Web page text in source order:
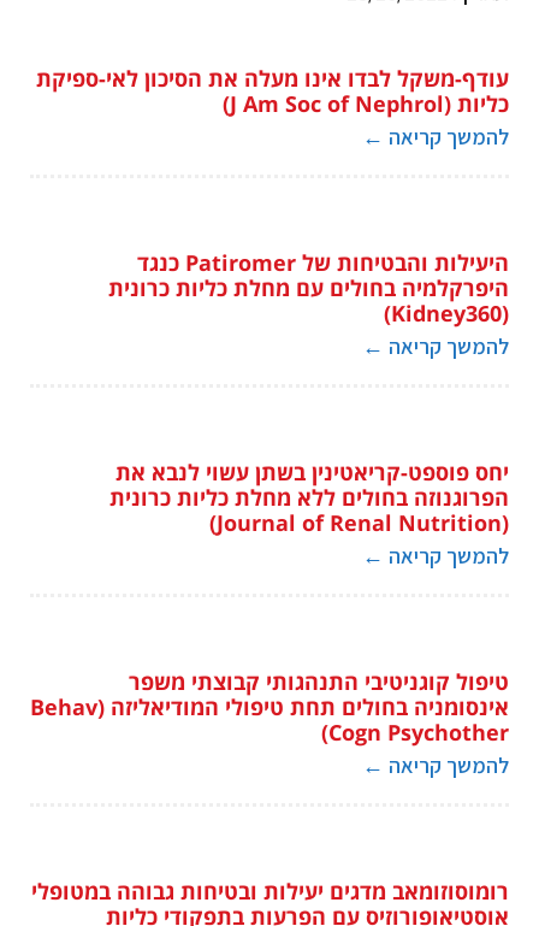
עודף-משקל לבדו אינו מעלה את הסיכון לאי-ספיקת
כליות (J Am Soc of Nephrol)
להמשך קריאה ←
היעילות והבטיחות של Patiromer כנגד
היפרקלמיה בחולים עם מחלת כליות כרונית
(Kidney360)
להמשך קריאה ←
יחס פוספט-קריאטינין בשתן עשוי לנבא את
הפרוגנוזה בחולים ללא מחלת כליות כרונית
(Journal of Renal Nutrition)
להמשך קריאה ←
טיפול קוגניטיבי התנהגותי קבוצתי משפר
אינסומניה בחולים תחת טיפולי המודיאליזה (Behav
Cogn Psychother)
להמשך קריאה ←
רומוסוזומאב מדגים יעילות ובטיחות גבוהה במטופלי
אוסטיאופורוזיס עם הפרעות בתפקודי כליות